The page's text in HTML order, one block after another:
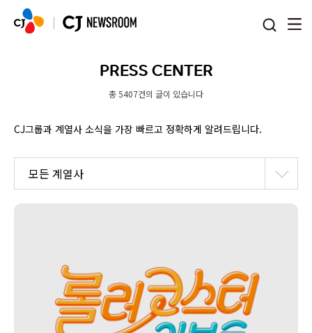
PRESS CENTER
총 5407건의 글이 있습니다
CJ그룹과 계열사 소식을 가장 빠르고 정확하게 알려드립니다.
모든 계열사